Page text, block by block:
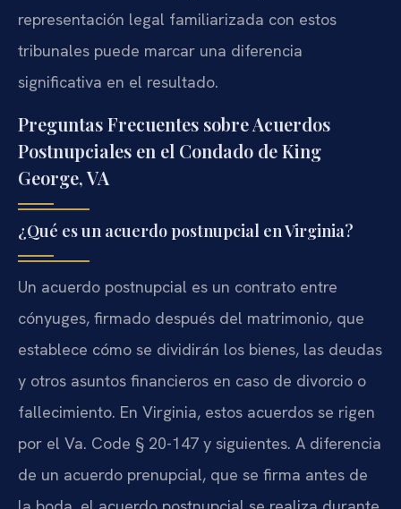
representación legal familiarizada con estos
tribunales puede marcar una diferencia
significativa en el resultado.
Preguntas Frecuentes sobre Acuerdos
Postnupciales en el Condado de King
George, VA
¿Qué es un acuerdo postnupcial en Virginia?
Un acuerdo postnupcial es un contrato entre
cónyuges, firmado después del matrimonio, que
establece cómo se dividirán los bienes, las deudas
y otros asuntos financieros en caso de divorcio o
fallecimiento. En Virginia, estos acuerdos se rigen
por el Va. Code § 20-147 y siguientes. A diferencia
de un acuerdo prenupcial, que se firma antes de